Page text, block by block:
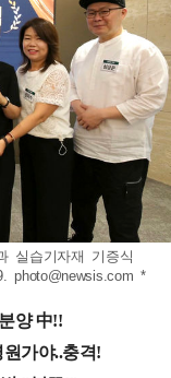
실습기자재 기증식
photo@newsis.com *